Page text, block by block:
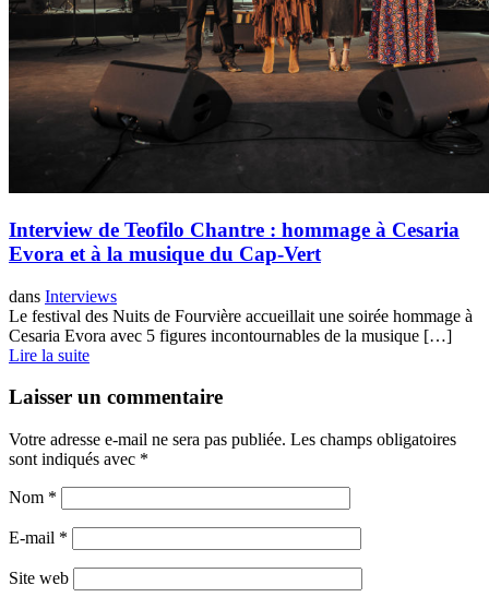
Interview de Teofilo Chantre : hommage à Cesaria
Evora et à la musique du Cap-Vert
dans Interviews
Le festival des Nuits de Fourvière accueillait une soirée hommage à
Cesaria Evora avec 5 figures incontournables de la musique […]
Lire la suite
Laisser un commentaire
Votre adresse e-mail ne sera pas publiée. Les champs obligatoires
sont indiqués avec *
Nom *
E-mail *
Site web